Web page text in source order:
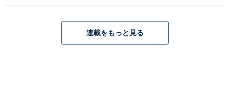
連載をもっと見る